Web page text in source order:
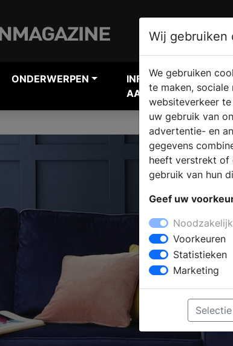
ONDERWERPEN
INFORMATIE
AANVRAGEN
Wij gebruiken
We gebruiken
te maken, sociale
websiteverkeer
uw gebruik van
advertentie- en
gegevens
heeft verstrekt of
gebruik van hun
Geef uw
Voorkeuren
Statistieken
Marketing